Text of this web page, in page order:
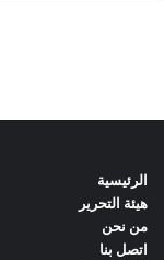
الرئيسية
هيئة التحرير
من نحن
اتصل بنا